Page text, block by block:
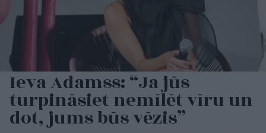
Ieva Adamss: “Ja jūs
turpināsiet nemīlēt vīru un
dot, jums būs vēzis”